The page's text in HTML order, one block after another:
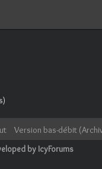
Version bas-débit
by IcyForums